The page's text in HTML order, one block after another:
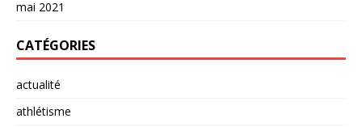
mai 2021
CATÉGORIES
actualité
athlétisme